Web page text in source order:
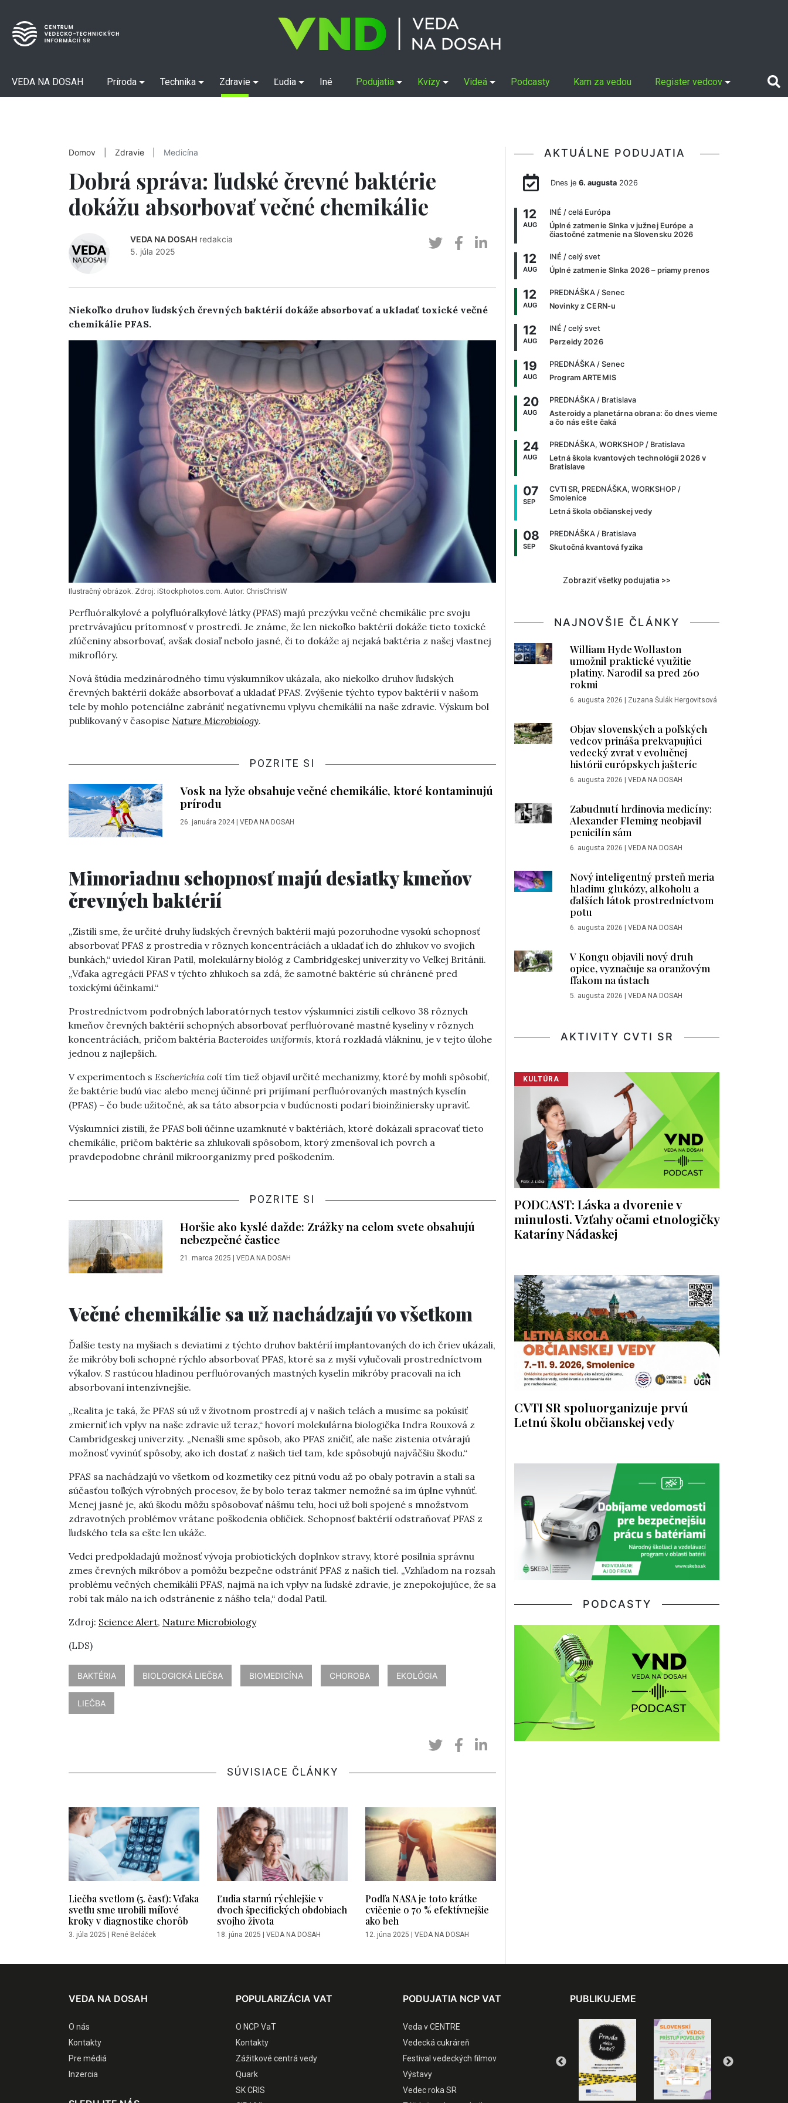
VEDA NA DOSAH Príroda Technika Zdravie Ľudia Iné Podujatia Kvízy Videá Podcasty Kam za vedou Register vedcov
Domov Zdravie Medicína
Dobrá správa: ľudské črevné baktérie
dokážu absorbovať večné chemikálie
VEDA NA DOSAH redakcia
5. júla 2025
Niekoľko druhov ľudských črevných baktérií dokáže absorbovať a ukladať toxické večné
chemikálie PFAS.
Ilustračný obrázok. Zdroj: iStockphotos.com. Autor: ChrisChrisW
Perfluóralkylové a polyfluóralkylové látky (PFAS) majú prezývku večné chemikálie pre svoju
pretrvávajúcu prítomnosť v prostredí. Je známe, že len niekoľko baktérií dokáže tieto toxické
zlúčeniny absorbovať, avšak dosiaľ nebolo jasné, či to dokáže aj nejaká baktéria z našej vlastnej
mikroflóry.
Nová štúdia medzinárodného tímu výskumníkov ukázala, ako niekoľko druhov ľudských
črevných baktérií dokáže absorbovať a ukladať PFAS. Zvýšenie týchto typov baktérií v našom
tele by mohlo potenciálne zabrániť negatívnemu vplyvu chemikálií na naše zdravie. Výskum bol
publikovaný v časopise Nature Microbiology.
POZRITE SI
Vosk na lyže obsahuje večné chemikálie, ktoré kontaminujú
prírodu
26. januára 2024| VEDA NA DOSAH
Mimoriadnu schopnosť majú desiatky kmeňov
črevných baktérií
„Zistili sme, že určité druhy ľudských črevných baktérií majú pozoruhodne vysokú schopnosť
absorbovať PFAS z prostredia v rôznych koncentráciách a ukladať ich do zhlukov vo svojich
bunkách,“ uviedol Kiran Patil, molekulárny biológ z Cambridgeskej univerzity vo Veľkej Británii.
„Vďaka agregácii PFAS v týchto zhlukoch sa zdá, že samotné baktérie sú chránené pred
toxickými účinkami.“
Prostredníctvom podrobných laboratórnych testov výskumníci zistili celkovo 38 rôznych
kmeňov črevných baktérií schopných absorbovať perfluórované mastné kyseliny v rôznych
koncentráciách, pričom baktéria Bacteroides uniformis, ktorá rozkladá vlákninu, je v tejto úlohe
jednou z najlepších.
V experimentoch s Escherichia coli tím tiež objavil určité mechanizmy, ktoré by mohli spôsobiť,
že baktérie budú viac alebo menej účinné pri prijímaní perfluórovaných mastných kyselín
(PFAS) – čo bude užitočné, ak sa táto absorpcia v budúcnosti podarí bioinžiniersky upraviť.
Výskumníci zistili, že PFAS boli účinne uzamknuté v baktériách, ktoré dokázali spracovať tieto
chemikálie, pričom baktérie sa zhlukovali spôsobom, ktorý zmenšoval ich povrch a
pravdepodobne chránil mikroorganizmy pred poškodením.
POZRITE SI
Horšie ako kyslé dažde: Zrážky na celom svete obsahujú
nebezpečné častice
21. marca 2025 | VEDA NA DOSAH
Večné chemikálie sa už nachádzajú vo všetkom
Ďalšie testy na myšiach s deviatimi z týchto druhov baktérií implantovaných do ich čriev ukázali,
že mikróby boli schopné rýchlo absorbovať PFAS, ktoré sa z myší vylučovali prostredníctvom
výkalov. S rastúcou hladinou perfluórovaných mastných kyselín mikróby pracovali na ich
absorbovaní intenzívnejšie.
„Realita je taká, že PFAS sú už v životnom prostredí aj v našich telách a musíme sa pokúsiť
zmierniť ich vplyv na naše zdravie už teraz,“ hovorí molekulárna biologička Indra Rouxová z
Cambridgeskej univerzity. „Nenašli sme spôsob, ako PFAS zničiť, ale naše zistenia otvárajú
možnosť vyvinúť spôsoby, ako ich dostať z našich tiel tam, kde spôsobujú najväčšiu škodu.“
PFAS sa nachádzajú vo všetkom od kozmetiky cez pitnú vodu až po obaly potravín a stali sa
súčasťou toľkých výrobných procesov, že by bolo teraz takmer nemožné sa im úplne vyhnúť.
Menej jasné je, akú škodu môžu spôsobovať nášmu telu, hoci už boli spojené s množstvom
zdravotných problémov vrátane poškodenia obličiek. Schopnosť baktérií odstraňovať PFAS z
ľudského tela sa ešte len ukáže.
Vedci predpokladajú možnosť vývoja probiotických doplnkov stravy, ktoré posilnia správnu
zmes črevných mikróbov a pomôžu bezpečne odstrániť PFAS z našich tiel. „Vzhľadom na rozsah
problému večných chemikálií PFAS, najmä na ich vplyv na ľudské zdravie, je znepokojujúce, že sa
robí tak málo na ich odstránenie z nášho tela,“ dodal Patil.
Zdroj: Science Alert, Nature Microbiology
(LDS)
BAKTÉRIA BIOLOGICKÁ LIEČBA BIOMEDICÍNA CHOROBA EKOLÓGIA
LIEČBA
SÚVISIACE ČLÁNKY
Liečba svetlom (5. časť): Vďaka
svetlu sme urobili míľové
kroky v diagnostike chorôb
3. júla 2025 René Beláček
Ľudia starnú rýchlejšie v
dvoch špecifických obdobiach
svojho života
18. júna 2025 VEDA NA DOSAH
Podľa NASA je toto krátke
cvičenie o 70 % efektívnejšie
ako beh
12. júna 2025 VEDA NA DOSAH
AKTUÁLNE PODUJATIA
Dnes je 6. augusta2026
12
AUG
INÉ / celá Európa
Úplné zatmenie Slnka v južnej Európe a
čiastočné zatmenie na Slovensku 2026
12
AUG
INÉ / celý svet
Úplné zatmenie Slnka 2026 – priamy prenos
12
AUG
PREDNÁŠKA / Senec
Novinky z CERN-u
12
AUG
INÉ / celý svet
Perzeidy 2026
19
AUG
PREDNÁŠKA / Senec
Program ARTEMIS
20
AUG
PREDNÁŠKA / Bratislava
Asteroidy a planetárna obrana: čo dnes vieme
a čo nás ešte čaká
24
AUG
PREDNÁŠKA, WORKSHOP / Bratislava
Letná škola kvantových technológií 2026 v
Bratislave
07
SEP
CVTI SR, PREDNÁŠKA, WORKSHOP /
Smolenice
Letná škola občianskej vedy
08
SEP
PREDNÁŠKA / Bratislava
Skutočná kvantová fyzika
Zobraziť všetky podujatia >>
NAJNOVŠIE ČLÁNKY
William Hyde Wollaston
umožnil praktické využitie
platiny. Narodil sa pred 260
rokmi
6. augusta 2026 | Zuzana Šulák Hergovitsová
Objav slovenských a poľských
vedcov prináša prekvapujúci
vedecký zvrat v evolučnej
histórii európskych jašteríc
6. augusta 2026 | VEDA NA DOSAH
Zabudnutí hrdinovia medicíny:
Alexander Fleming neobjavil
penicilín sám
6. augusta 2026 | VEDA NA DOSAH
Nový inteligentný prsteň meria
hladinu glukózy, alkoholu a
ďalších látok prostredníctvom
potu
6. augusta 2026 | VEDA NA DOSAH
V Kongu objavili nový druh
opice, vyznačuje sa oranžovým
fľakom na ústach
5. augusta 2026 | VEDA NA DOSAH
AKTIVITY CVTI SR
KULTÚRA
PODCAST: Láska a dvorenie v
minulosti. Vzťahy očami etnologičky
Kataríny Nádaskej
CVTI SR spoluorganizuje prvú
Letnú školu občianskej vedy
PODCASTY
VEDA NA DOSAH
O nás
Kontakty
Pre médiá
Inzercia
POPULARIZÁCIA VAT
O NCP VaT
Kontakty
Zážitkové centrá vedy
Quark
SK CRIS
PODUJATIA NCP VAT
Veda v CENTRE
Vedecká cukráreň
Festival vedeckých filmov
Výstavy
Vedec roka SR
PUBLIKUJEME